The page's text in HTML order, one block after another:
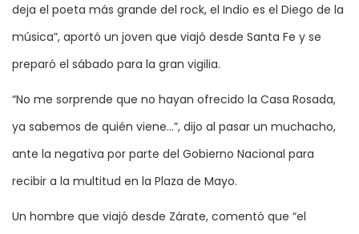
deja el poeta más grande del rock, el Indio es el Diego de la
música”, aportó un joven que viajó desde Santa Fe y se
preparó el sábado para la gran vigilia.
“No me sorprende que no hayan ofrecido la Casa Rosada,
ya sabemos de quién viene…”, dijo al pasar un muchacho,
ante la negativa por parte del Gobierno Nacional para
recibir a la multitud en la Plaza de Mayo.
Un hombre que viajó desde Zárate, comentó que “el